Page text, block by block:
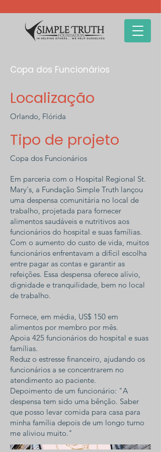
Copa dos Funcionários
Localização
Orlando, Flórida
Tipo de projeto
Copa dos Funcionários
Em parceria com o Hospital Regional St.
Mary's, a Fundação Simple Truth lançou
uma despensa comunitária no local de
trabalho, projetada para fornecer
alimentos saudáveis e nutritivos aos
funcionários do hospital e suas famílias.
Com o aumento do custo de vida, muitos
funcionários enfrentavam a difícil escolha
entre pagar as contas e garantir as
refeições. Essa despensa oferece alívio,
dignidade e tranquilidade, bem no local
de trabalho.
Fornece, em média, US$ 150 em
alimentos por membro por mês.
Apoia 425 funcionários do hospital e suas
famílias.
Reduz o estresse financeiro, ajudando os
funcionários a se concentrarem no
atendimento ao paciente.
Depoimento de um funcionário: "A
despensa tem sido uma bênção. Saber
que posso levar comida para casa para
minha família depois de um longo turno
me aliviou muito."